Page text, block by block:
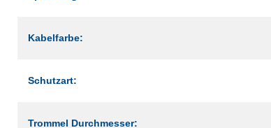
Kabelfarbe:
Schutzart:
Trommel Durchmesser: